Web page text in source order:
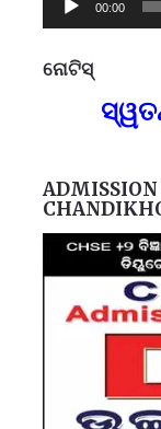
00:00
ନୋଟିସ୍
ADMISSION